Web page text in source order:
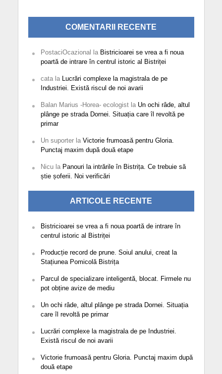
COMENTARII RECENTE
PostaciOcazional la Bistricioarei se vrea a fi noua
poartă de intrare în centrul istoric al Bistriței
catala Lucrări complexe la magistrala de pe
Industriei. Există riscul de noi avarii
Balan Marius -Horea- ecologistla Un ochi râde, altul
plânge pe strada Dornei. Situația care îl revoltă pe
primar
Un suporterla Victorie frumoasă pentru Gloria.
Punctaj maxim după două etape
Nicula Panouri la intrările în Bistrița. Ce trebuie să
știe șoferii. Noi verificări
ARTICOLE RECENTE
Bistricioarei se vrea a fi noua poartă de intrare în
centrul istoric al Bistriței
Producție record de prune. Soiul anului, creat la
Stațiunea Pomicolă Bistrița
Parcul de specializare inteligentă, blocat. Firmele nu
pot obține avize de mediu
Un ochi râde, altul plânge pe strada Dornei. Situația
care îl revoltă pe primar
Lucrări complexe la magistrala de pe Industriei.
Există riscul de noi avarii
Victorie frumoasă pentru Gloria. Punctaj maxim după
două etape